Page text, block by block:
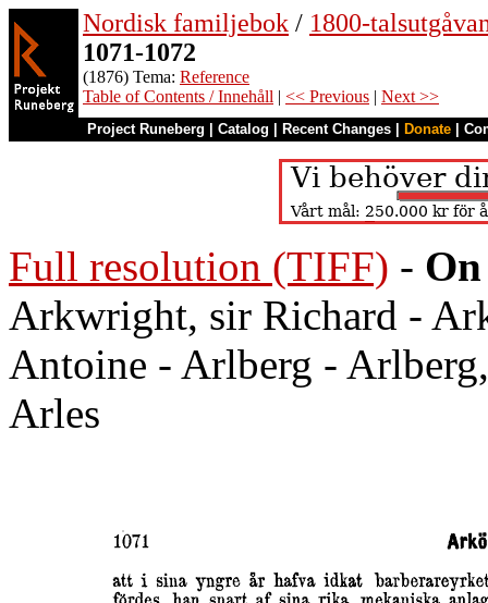
Nordisk familjebok / 1800-
1071-1072
(1876) Tema: Reference
Table of Contents / Innehåll | << Previous | Next >>
Project Runeberg Catalog Recent Changes Donate
Full resolution (TIFF) -
Arkwright, sir Richard -
Antoine - Arlberg -
Arles